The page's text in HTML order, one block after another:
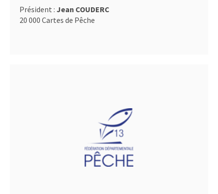
Président : Jean COUDERC
20 000 Cartes de Pêche